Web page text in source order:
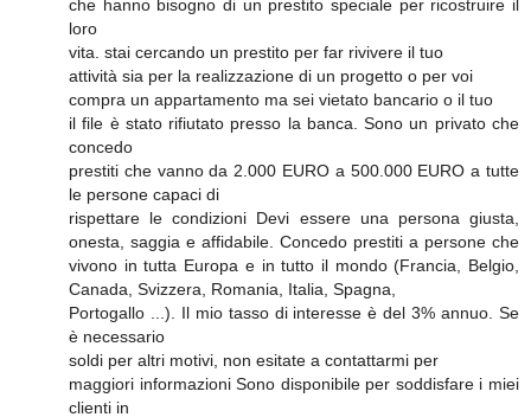
che hanno bisogno di un prestito speciale per ricostruire il
loro
vita. stai cercando un prestito per far rivivere il tuo
attività sia per la realizzazione di un progetto o per voi
compra un appartamento ma sei vietato bancario o il tuo
il file è stato rifiutato presso la banca. Sono un privato che
concedo
prestiti che vanno da 2.000 EURO a 500.000 EURO a tutte
le persone capaci di
rispettare le condizioni Devi essere una persona giusta,
onesta, saggia e affidabile. Concedo prestiti a persone che
vivono in tutta Europa e in tutto il mondo (Francia, Belgio,
Canada, Svizzera, Romania, Italia, Spagna,
Portogallo ...). Il mio tasso di interesse è del 3% annuo. Se
è necessario
soldi per altri motivi, non esitate a contattarmi per
maggiori informazioni Sono disponibile per soddisfare i miei
clienti in